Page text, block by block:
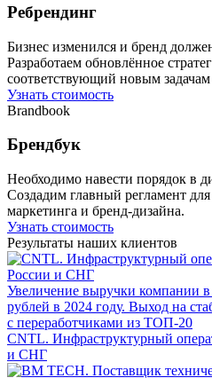
Ребрендинг
Бизнес изменился и бренд
Разработаем обновлённое
соответствующий новым задачам
Узнать стоимость
Brandbook
Брендбук
Необходимо навести порядок в
Создадим главный регламент
маркетинга и бренд-дизайна.
Узнать стоимость
Результаты наших клиентов
Увеличение выручки компании в
рублей в 2024 году. Выход на
с переработчиками из ТОП-20
CNTL. Инфраструктурный
и СНГ